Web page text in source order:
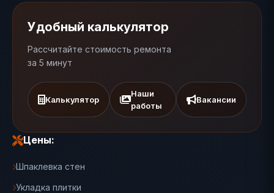
Удобный калькулятор
Рассчитайте стоимость ремонта
за 5 минут
Калькулятор
Наши
работы
Вакансии
Цены:
Шпаклевка стен
Укладка плитки